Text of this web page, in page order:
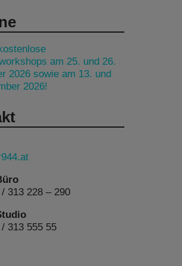
am 25. und 26.
2026 sowie am 13. und
2026!
313 228 – 290
313 555 55